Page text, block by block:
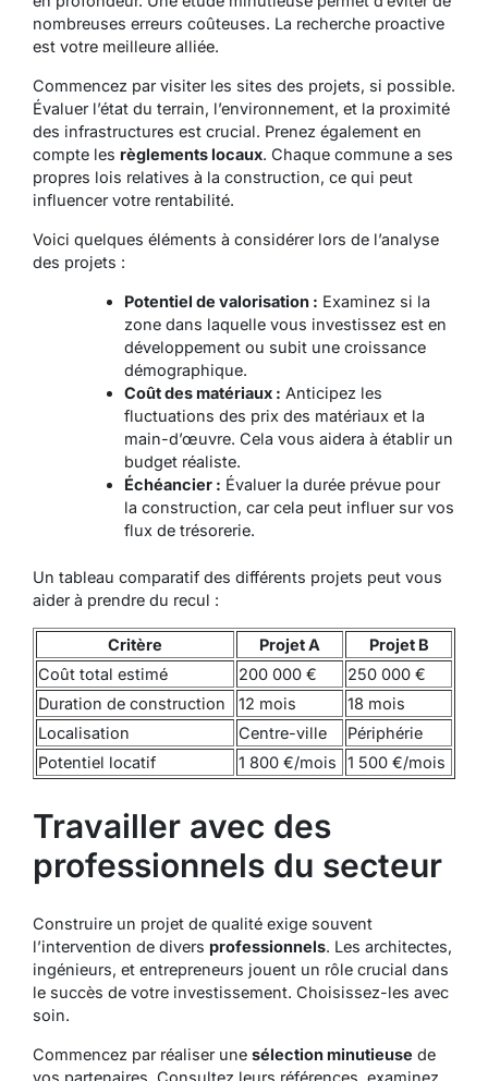
nombreuses erreurs coûteuses. La recherche proactive
est votre meilleure alliée.
Commencez par visiter les sites des projets, si possible.
Évaluer l’état du terrain, l’environnement, et la proximité
des infrastructures est crucial. Prenez également en
compte les règlements locaux. Chaque commune a ses
propres lois relatives à la construction, ce qui peut
influencer votre rentabilité.
Voici quelques éléments à considérer lors de l’analyse
des projets :
Potentiel de valorisation : Examinez si la
zone dans laquelle vous investissez est en
développement ou subit une croissance
démographique.
Coût des matériaux : Anticipez les
fluctuations des prix des matériaux et la
main-d’œuvre. Cela vous aidera à établir un
budget réaliste.
Échéancier : Évaluer la durée prévue pour
la construction, car cela peut influer sur vos
flux de trésorerie.
Un tableau comparatif des différents projets peut vous
aider à prendre du recul :
Critère Projet A
Projet B
Coût total estimé
200 000 €
250 000 €
Duration de construction
12 mois
18 mois
Localisation
Centre-ville
Périphérie
Potentiel locatif
1 800 €/mois 1 500 €/mois
Travailler avec des
professionnels du secteur
Construire un projet de qualité exige souvent
l’intervention de divers professionnels. Les architectes,
ingénieurs, et entrepreneurs jouent un rôle crucial dans
le succès de votre investissement. Choisissez-les avec
soin.
Commencez par réaliser une sélection minutieuse de
vos partenaires. Consultez leurs références, examinez